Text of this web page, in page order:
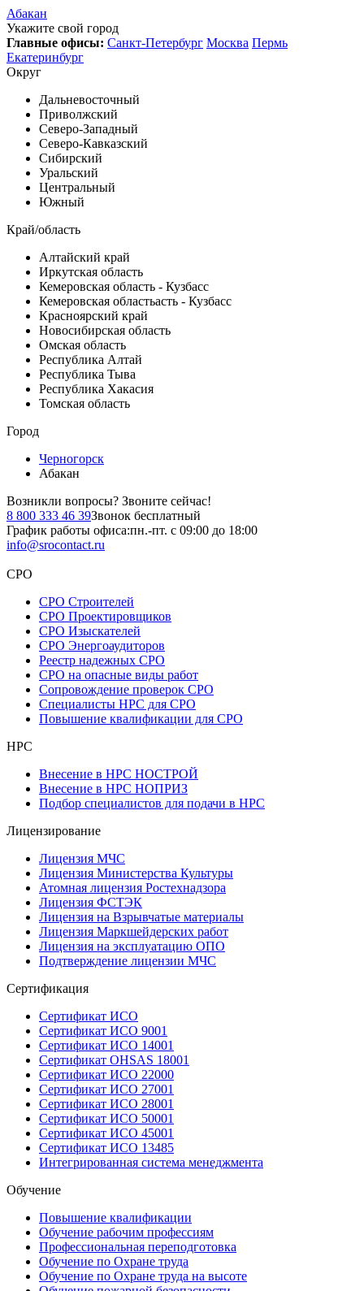
Абакан
Укажите свой город
Главные офисы: Санкт-Петербург Москва Пермь
Екатеринбург
Округ
Дальневосточный
Приволжский
Северо-Западный
Северо-Кавказский
Сибирский
Уральский
Центральный
Южный
Край/область
Алтайский край
Иркутская область
Кемеровская область - Кузбасс
Кемеровская областьасть - Кузбасс
Красноярский край
Новосибирская область
Омская область
Республика Алтай
Республика Тыва
Республика Хакасия
Томская область
Город
Черногорск
Абакан
Возникли вопросы? Звоните сейчас!
8 800 333 46 39Звонок бесплатный
График работы офиса:пн.-пт. с 09:00 до 18:00
info@srocontact.ru
СРО
СРО Строителей
СРО Проектировщиков
СРО Изыскателей
СРО Энергоаудиторов
Реестр надежных СРО
СРО на опасные виды работ
Сопровождение проверок СРО
Специалисты НРС для СРО
Повышение квалификации для СРО
НРС
Внесение в НРС НОСТРОЙ
Внесение в НРС НОПРИЗ
Подбор специалистов для подачи в НРС
Лицензирование
Лицензия МЧС
Лицензия Министерства Культуры
Атомная лицензия Ростехнадзора
Лицензия ФСТЭК
Лицензия на Взрывчатые материалы
Лицензия Маркшейдерских работ
Лицензия на эксплуатацию ОПО
Подтверждение лицензии МЧС
Сертификация
Сертификат ИСО
Сертификат ИСО 9001
Сертификат ИСО 14001
Сертификат OHSAS 18001
Сертификат ИСО 22000
Сертификат ИСО 27001
Сертификат ИСО 28001
Сертификат ИСО 50001
Сертификат ИСО 45001
Сертификат ИСО 13485
Интегрированная система менеджмента
Обучение
Повышение квалификации
Обучение рабочим профессиям
Профессиональная переподготовка
Обучение по Охране труда
Обучение по Охране труда на высоте